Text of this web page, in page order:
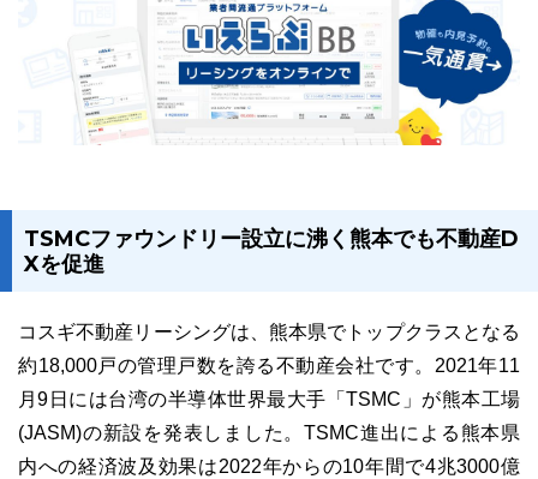
お役立ちブログ 資料ダウンロード
TSMCファウンドリー設立に沸く熊本でも不動産D
Xを促進
コスギ不動産リーシングは、熊本県でトップクラスとなる
約18,000戸の管理戸数を誇る不動産会社です。2021年11
月9日には台湾の半導体世界最大手「TSMC」が熊本工場
(JASM)の新設を発表しました。TSMC進出による熊本県
内への経済波及効果は2022年からの10年間で4兆3000億